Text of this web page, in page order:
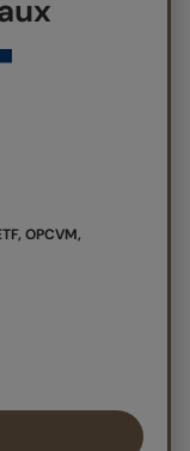
OPCVM,